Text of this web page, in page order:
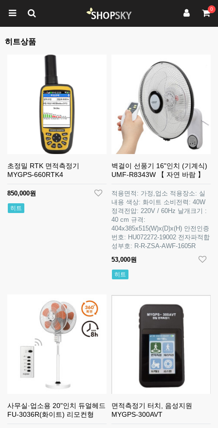
0
히트상품
초정밀 RTK 면적측정기
MYGPS-660RTK4
850,000원
히트
벽걸이 선풍기 16"인치 (기계식)
UMF-R8343W 【 자연 바람 】
적용면적: 가정,업소 적용장소: 실
내용 색상: 화이트 소비전력: 40W
정격전압: 220V / 60Hz 날개크기 :
40 cm 규격:
404x385x515(W)x(D)x(H) 안전인증
번호: HU072272-19002 전자파적합
성부호: R-R-ZSA-AWF-1605R
53,000원
히트
사무실·업소용 20"인치 듀얼헤드
FU-3036R(화이트) 리모컨형
면적측정기 터치, 음성지원
MYGPS-300AVT